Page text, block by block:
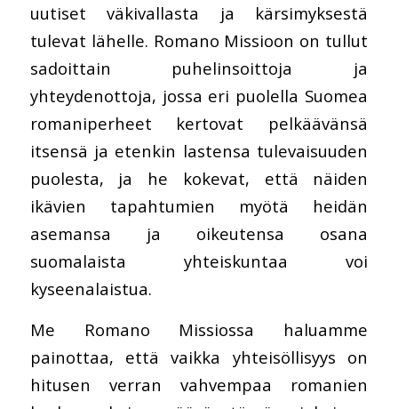
uutiset väkivallasta ja kärsimyksestä
tulevat lähelle. Romano Missioon on tullut
sadoittain puhelinsoittoja ja
yhteydenottoja, jossa eri puolella Suomea
romaniperheet kertovat pelkäävänsä
itsensä ja etenkin lastensa tulevaisuuden
puolesta, ja he kokevat, että näiden
ikävien tapahtumien myötä heidän
asemansa ja oikeutensa osana
suomalaista yhteiskuntaa voi
kyseenalaistua.
Me Romano Missiossa haluamme
painottaa, että vaikka yhteisöllisyys on
hitusen verran vahvempaa romanien